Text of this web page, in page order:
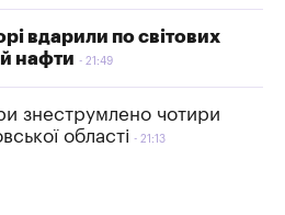
вдарили по світових
нафти
21:49
знеструмлено чотири
області
21:13